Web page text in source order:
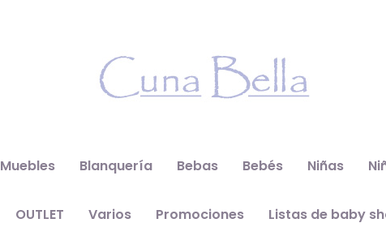
Muebles Blanquería Bebas Bebés Niñas
OUTLET Varios Promociones Listas de baby